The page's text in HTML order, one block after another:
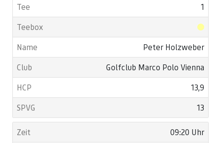
1
Peter Holzweber
Golfclub Marco Polo Vienna
13,9
13
09:20 Uhr